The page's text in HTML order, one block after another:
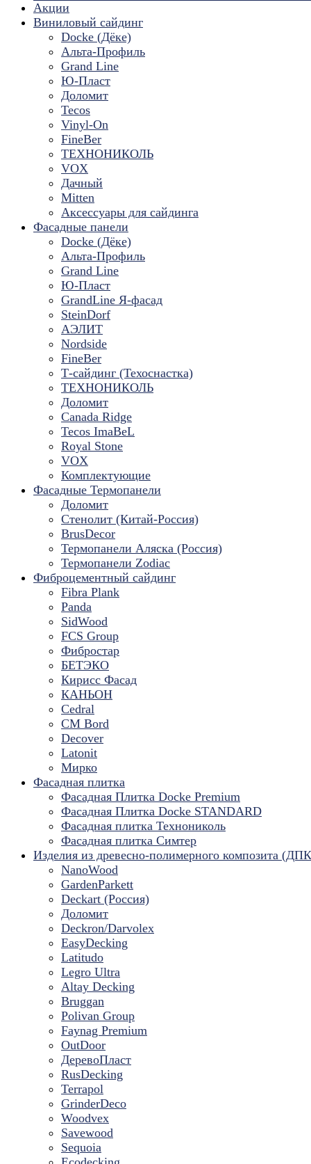
Акции
Виниловый сайдинг
Docke (Дёке)
Альта-Профиль
Grand Line
Ю-Пласт
Доломит
Tecos
Vinyl-On
FineBer
ТЕХНОНИКОЛЬ
VOX
Дачный
Mitten
Аксессуары для сайдинга
Фасадные панели
Docke (Дёке)
Альта-Профиль
Grand Line
Ю-Пласт
GrandLine Я-фасад
SteinDorf
АЭЛИТ
Nordside
FineBer
Т-сайдинг (Техоснастка)
ТЕХНОНИКОЛЬ
Доломит
Canada Ridge
Tecos ImaBeL
Royal Stone
VOX
Комплектующие
Фасадные Термопанели
Доломит
Стенолит (Китай-Россия)
BrusDecor
Термопанели Аляска (Россия)
Термопанели Zodiac
Фиброцементный сайдинг
Fibra Plank
Panda
SidWood
FCS Group
Фибростар
БЕТЭКО
Кирисс Фасад
КАНЬОН
Cedral
CM Bord
Decover
Latonit
Мирко
Фасадная плитка
Фасадная Плитка Docke Premium
Фасадная Плитка Docke STANDARD
Фасадная плитка Технониколь
Фасадная плитка Симтер
Изделия из древесно-полимерного композита
NanoWood
GardenParkett
Deckart (Россия)
Доломит
Deckron/Darvolex
EasyDecking
Latitudo
Legro Ultra
Altay Decking
Bruggan
Polivan Group
Faynag Premium
OutDoor
ДеревоПласт
RusDecking
Terrapol
GrinderDeco
Woodvex
Savewood
Sequoia